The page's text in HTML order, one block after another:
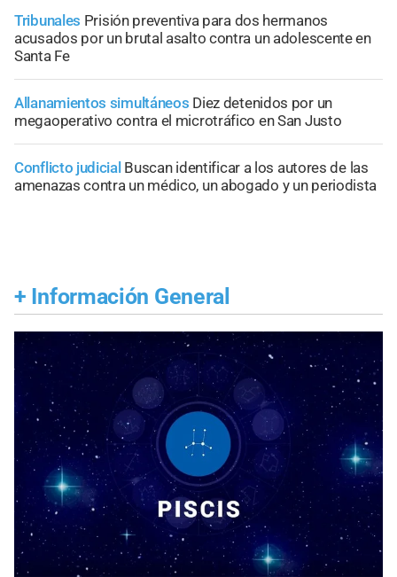
Tribunales Prisión preventiva para dos hermanos
acusados por un brutal asalto contra un adolescente en
Santa Fe
Allanamientos simultáneos Diez detenidos por un
megaoperativo contra el microtráfico en San Justo
Conflicto judicial Buscan identificar a los autores de las
amenazas contra un médico, un abogado y un periodista
+ Información General